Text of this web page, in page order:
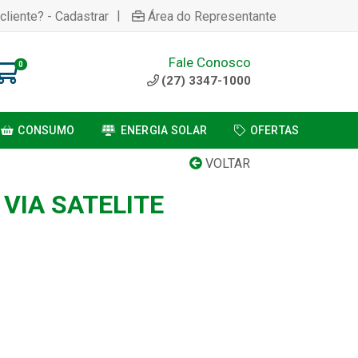
- Cadastrar | Área do Representante
0 Fale Conosco
(27) 3347-1000
CONSUMO ENERGIA SOLAR OFERTAS
VOLTAR
SATELITE